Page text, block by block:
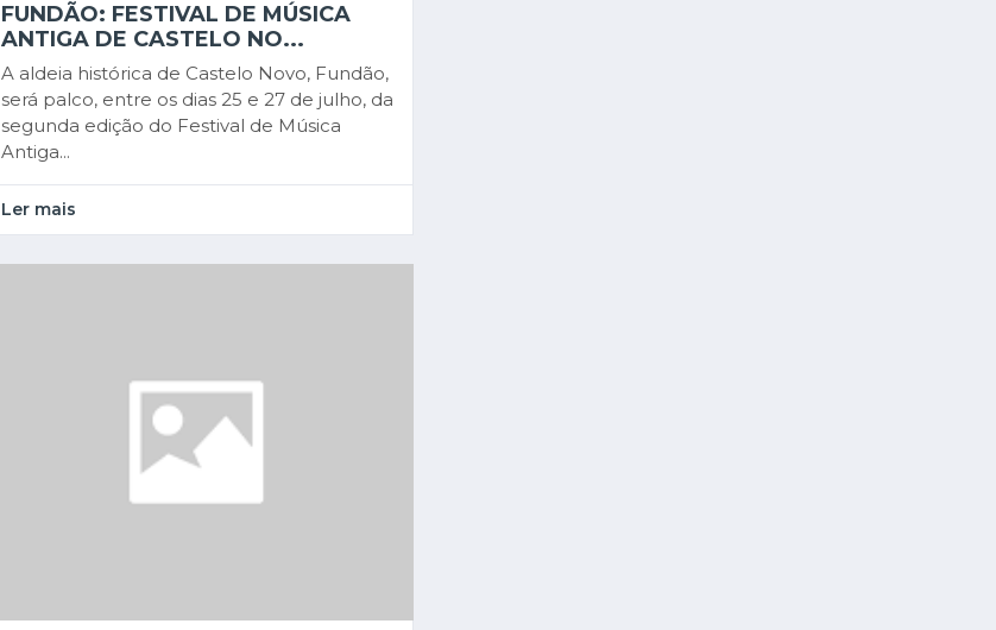
FUNDÃO: FESTIVAL DE MÚSICA
ANTIGA DE CASTELO NO...
A aldeia histórica de Castelo Novo, Fundão,
será palco, entre os dias 25 e 27 de julho, da
segunda edição do Festival de Música
Antiga...
Ler mais